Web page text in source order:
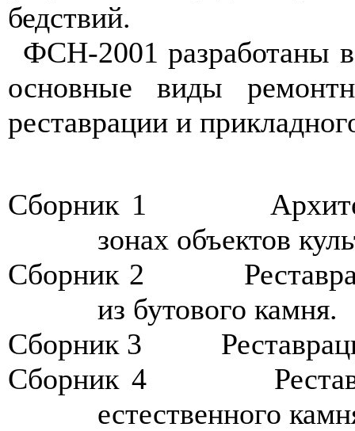
бедствий.
ФСН-2001 разработаны
основные виды
реставрации и
Сборник 1 А
зонах объектов
Сборник 2 Р
из бутового камня.
Сборник 3 Р
Сборник4 Р
естественного